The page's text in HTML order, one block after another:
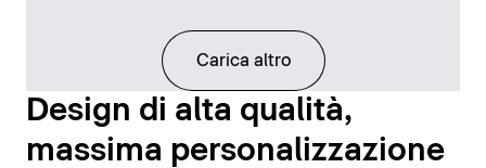
Carica altro
Design di alta qualità,
massima personalizzazione